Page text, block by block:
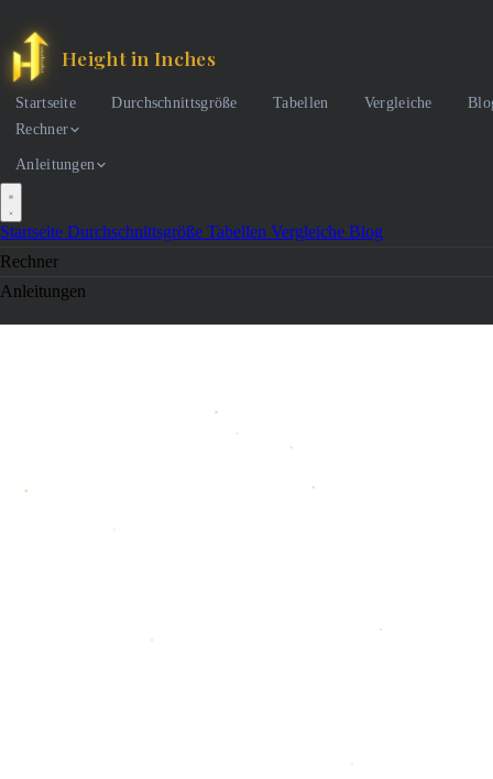
Height in Inches
Startseite Durchschnittsgröße Tabellen Vergleiche
Rechner
Anleitungen
Startseite Durchschnittsgröße Tabellen Vergleiche Blog
Rechner
Anleitungen